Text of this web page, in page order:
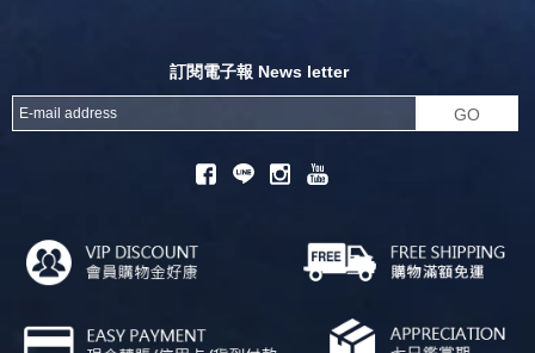
訂閱電子報 News letter
GO